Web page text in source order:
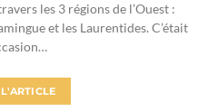
les 3 régions de l’Ouest :
et les Laurentides. C’était